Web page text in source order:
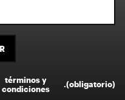
términos y
condiciones
.(obligatorio)